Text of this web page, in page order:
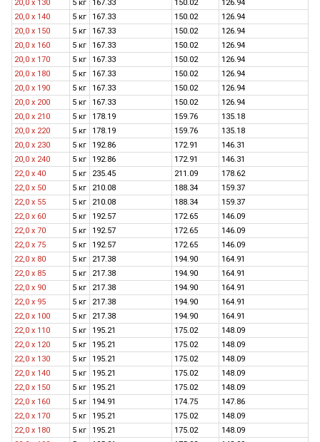
20,0 х 130
5 кг 167.33 150.02
126.94
20,0 x 140
5 кг 167.33 150.02
126.94
20,0 x 150
5 кг 167.33 150.02
126.94
20,0 x 160
5 кг 167.33 150.02
126.94
20,0 х 170
5 кг 167.33 150.02
126.94
20,0 х 180
5 кг 167.33 150.02
126.94
20,0 х 190
5 кг 167.33 150.02
126.94
20,0 х 200
5 кг 167.33 150.02
126.94
20,0 х 210
5 кг 178.19 159.76
135.18
20,0 х 220
5 кг 178.19 159.76
135.18
20,0 х 230
5 кг 192.86 172.91
146.31
20,0 х 240
5 кг 192.86 172.91
146.31
22,0 х 40
5 кг 235.45 211.09
178.62
22,0 x 50
5 кг 210.08 188.34
159.37
22,0 х 55
5 кг 210.08 188.34
159.37
22,0 x 60
5 кг 192.57 172.65
146.09
22,0 x 70
5 кг 192.57 172.65
146.09
22,0 x 75
5 кг 192.57 172.65
146.09
22,0 x 80
5 кг 217.38 194.90
164.91
22,0 х 85
5 кг 217.38 194.90
164.91
22,0 x 90
5 кг 217.38 194.90
164.91
22,0 х 95
5 кг 217.38 194.90
164.91
22,0 x 100
5 кг 217.38 194.90
164.91
22,0 x 110
5 кг 195.21 175.02
148.09
22,0 x 120
5 кг 195.21 175.02
148.09
22,0 х 130
5 кг 195.21 175.02
148.09
22,0 х 140
5 кг 195.21 175.02
148.09
22,0 х 150
5 кг 195.21 175.02
148.09
22,0 x 160
5 кг 194.91 174.75
147.86
22,0 x 170
5 кг 195.21 175.02
148.09
22,0 х 180
5 кг 195.21 175.02
148.09